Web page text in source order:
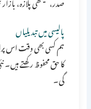
پالیسی میں تبدیلیاں
ہم کسی بھی وقت اس
کا حق محفوظ رکھتے ہیں۔
گی۔